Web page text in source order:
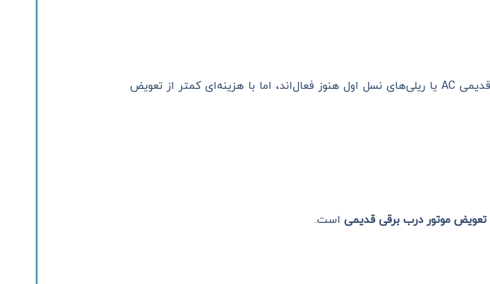
در بسیاری از ساختمان‌های تهران، کرج و شهرهای بزرگ، موتورهای قدیمی AC یا ریلی‌های نسل اول هنوز فعال‌اند، اما با هزینه‌ای کمتر از تعویض
تعویض موتور درب برقی قدیمی است.